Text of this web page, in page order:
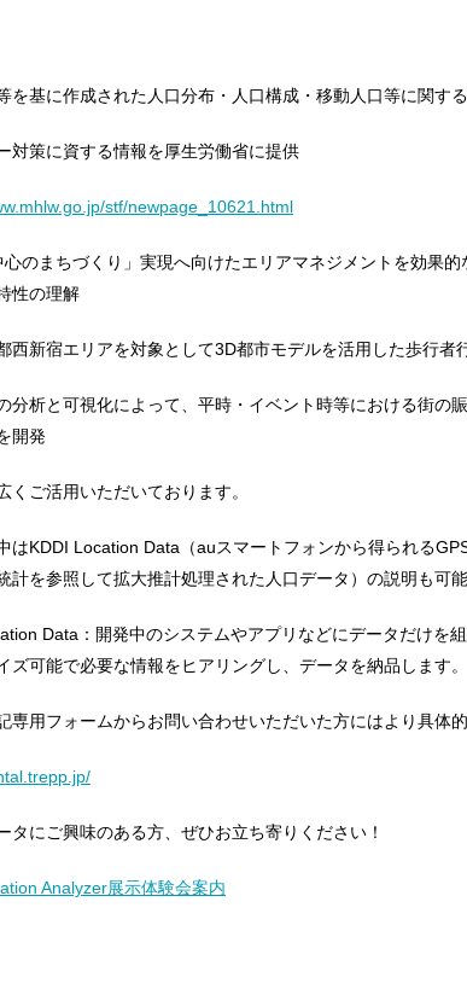
を基に作成された人口分布・人口構成・移動人口等に関す
対策に資する情報を厚生労働省に提供
stf/newpage_10621.html
心のまちづくり」実現へ向けたエリアマネジメントを効果
性の理解
新宿エリアを対象として3D都市モデルを活用した歩行者
分析と可視化によって、平時・イベント時等における街の
開発
くご活用いただいております。
はKDDI Location Data（auスマートフォンから得られる
計を参照して拡大推計処理された人口データ）の説明も可能
Data：開発中のシステムやアプリなどにデータだけを
ズ可能で必要な情報をヒアリングし、データを納品します。
専用フォームからお問い合わせいただいた方にはより具体
タにご興味のある方、ぜひお立ち寄りください！
Analyzer展示体験会案内